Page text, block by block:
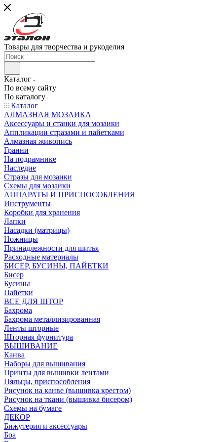
Товары для творчества и рукоделия
Каталог
По всему сайту
По каталогу
Каталог
АЛМАЗНАЯ МОЗАИКА
Аксессуары и станки для мозаики
Аппликации стразами и пайетками
Алмазная живопись
Гранни
На подрамнике
Наследие
Стразы для мозаики
Схемы для мозаики
АППАРАТЫ И ПРИСПОСОБЛЕНИЯ
Инструменты
Коробки для хранения
Лапки
Насадки (матрицы)
Ножницы
Принадлежности для шитья
Расходные материалы
БИСЕР, БУСИНЫ, ПАЙЕТКИ
Бисер
Бусины
Пайетки
ВСЕ ДЛЯ ШТОР
Бахрома
Бахрома металлизированная
Ленты шторные
Шторная фурнитура
ВЫШИВАНИЕ
Канва
Наборы для вышивания
Принты для вышивки лентами
Пяльцы, приспособления
Рисунок на канве (вышивка крестом)
Рисунок на ткани (вышивка бисером)
Схемы на бумаге
ДЕКОР
Бижутерия и аксессуары
Боа